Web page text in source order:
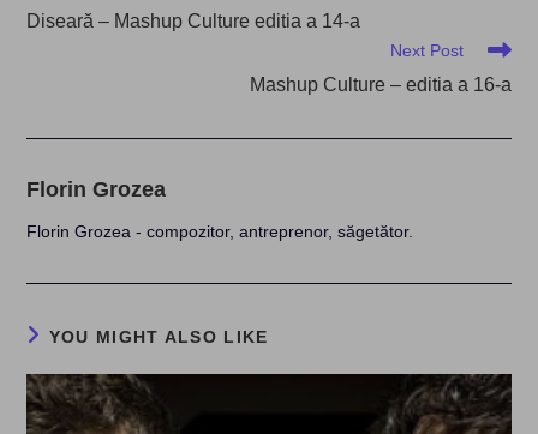
articles
Diseară – Mashup Culture editia a 14-a
Next Post
Mashup Culture – editia a 16-a
Florin Grozea
Florin Grozea - compozitor, antreprenor, săgetător.
YOU MIGHT ALSO LIKE